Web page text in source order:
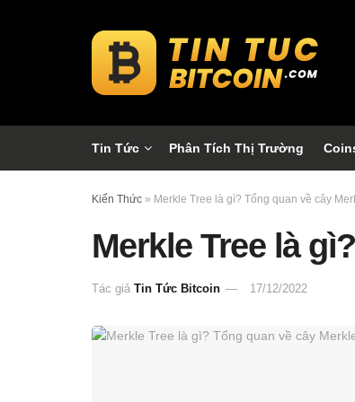
Tin Tức Phân Tích Thị Trường
Kiến Thức » Merkle Tree là gì? Tổng quan về cây
Merkle Tree là
Tác giả Tin Tức Bitcoin 17/12/2022